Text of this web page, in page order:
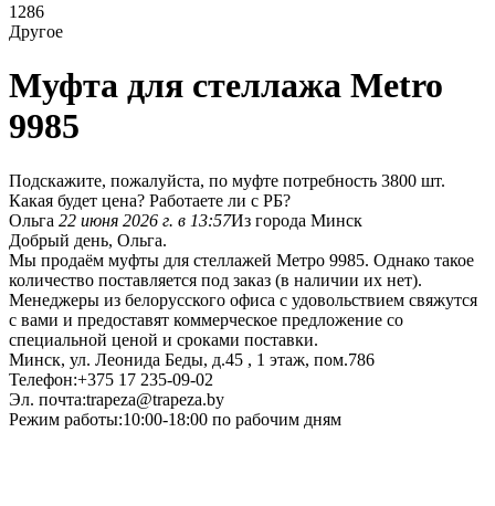
1286
Другое
Муфта для стеллажа Metro
9985
Подскажите, пожалуйста, по муфте потребность 3800 шт.
Какая будет цена? Работаете ли с РБ?
Ольга 22 июня 2026 г. в 13:57Из города Минск
Добрый день, Ольга.
Мы продаём муфты для стеллажей Метро 9985. Однако такое
количество поставляется под заказ (в наличии их нет).
Менеджеры из белорусского офиса с удовольствием свяжутся
с вами и предоставят коммерческое предложение со
специальной ценой и сроками поставки.
Минск, ул. Леонида Беды, д.45 , 1 этаж, пом.786
Телефон:+375 17 235-09-02
Эл. почта:trapeza@trapeza.by
Режим работы:10:00-18:00 по рабочим дням